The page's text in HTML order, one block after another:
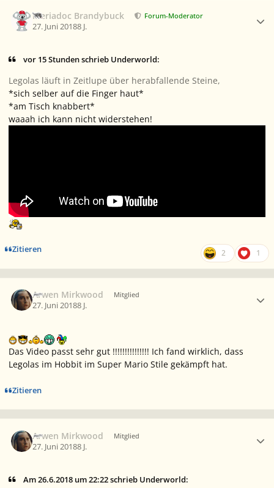
Meriadoc Brandybuck Forum-Moderator
27. Juni 20188 J.
vor 15 Stunden schrieb Underworld:
Legolas läuft in Zeitlupe über herabfallende Steine,
*sich selber auf die Finger haut*
*am Tisch knabbert*
waaah ich kann nicht widerstehen!
Zitieren 2 1
Arwen Mirkwood Mitglied
27. Juni 20188 J.
Das Video passt sehr gut !!!!!!!!!!!!!!! Ich fand wirklich, dass
Legolas im Hobbit im Super Mario Stile gekämpft hat.
Zitieren
Arwen Mirkwood Mitglied
27. Juni 20188 J.
Am 26.6.2018 um 22:22 schrieb Underworld: